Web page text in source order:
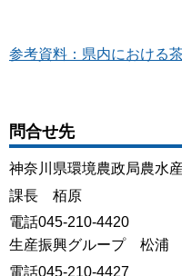
参考資料：県内における
問合せ先
神奈川県環境農政局農水
課長 栢原
電話045-210-4420
生産振興グループ 松浦
電話045-210-4427